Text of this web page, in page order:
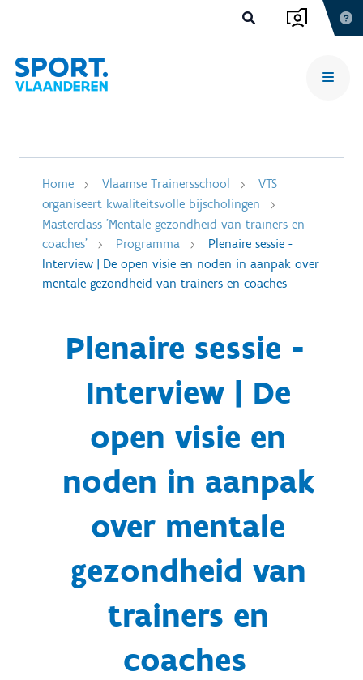
Home Vlaamse Trainersschool
VTS
organiseert kwaliteitsvolle bijscholingen
Masterclass 'Mentale gezondheid van trainers en
coaches'
Programma
Plenaire sessie -
Interview | De open visie en noden in aanpak over
mentale gezondheid van trainers en coaches
Plenaire sessie -
Interview | De
open visie en
noden in aanpak
over mentale
gezondheid van
trainers en
coaches